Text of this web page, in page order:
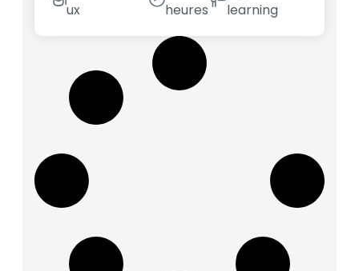
ux
heures
learning